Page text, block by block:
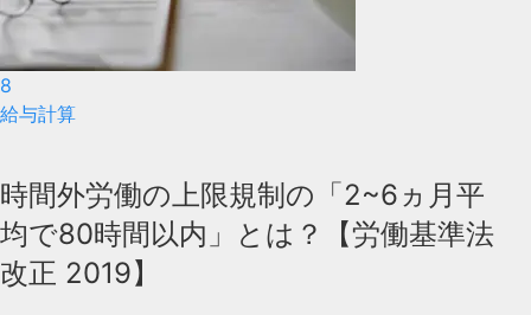
8
給与計算
時間外労働の上限規制の「2~6ヵ月平
均で80時間以内」とは？【労働基準法
改正 2019】